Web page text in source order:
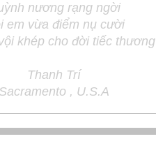
nương rạng ngời
em vừa điểm nụ cười
khép cho đời tiếc thương
Thanh Trí
Sacramento , U.S.A